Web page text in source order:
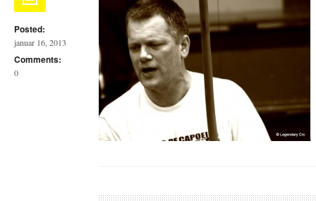
Posted:
januar 16, 2013
Comments:
0